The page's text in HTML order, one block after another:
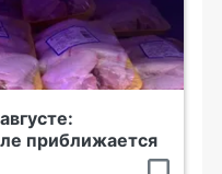
приближается